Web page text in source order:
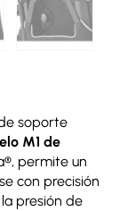
soporte
M1 de
permite un
con precisión
presión de